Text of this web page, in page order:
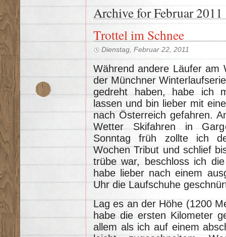
Archive for Februar 2011
Trottel im Schnee
Dienstag, Februar 22, 2011
Während andere Läufer am
der Münchner
gedreht haben, habe ich
lassen und bin lieber mit
nach Österreich gefahren.
Wetter Skifahren in
Sonntag früh zollte ich
Wochen Tribut und schlief
trübe war, beschloss ich
habe lieber nach einem
Uhr die Laufschuhe
Lag es an der Höhe (1200
habe die ersten Kilometer
allem als ich auf einem